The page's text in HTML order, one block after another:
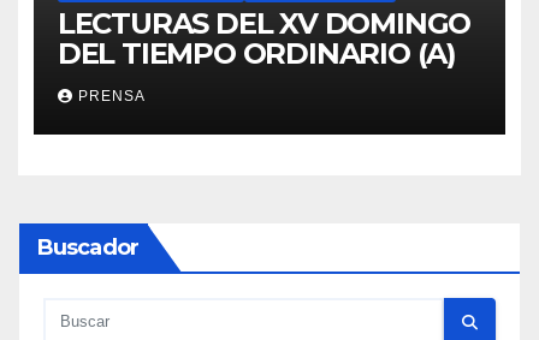
LECTURAS DEL XV DOMINGO
DEL TIEMPO ORDINARIO (A)
PRENSA
Buscador